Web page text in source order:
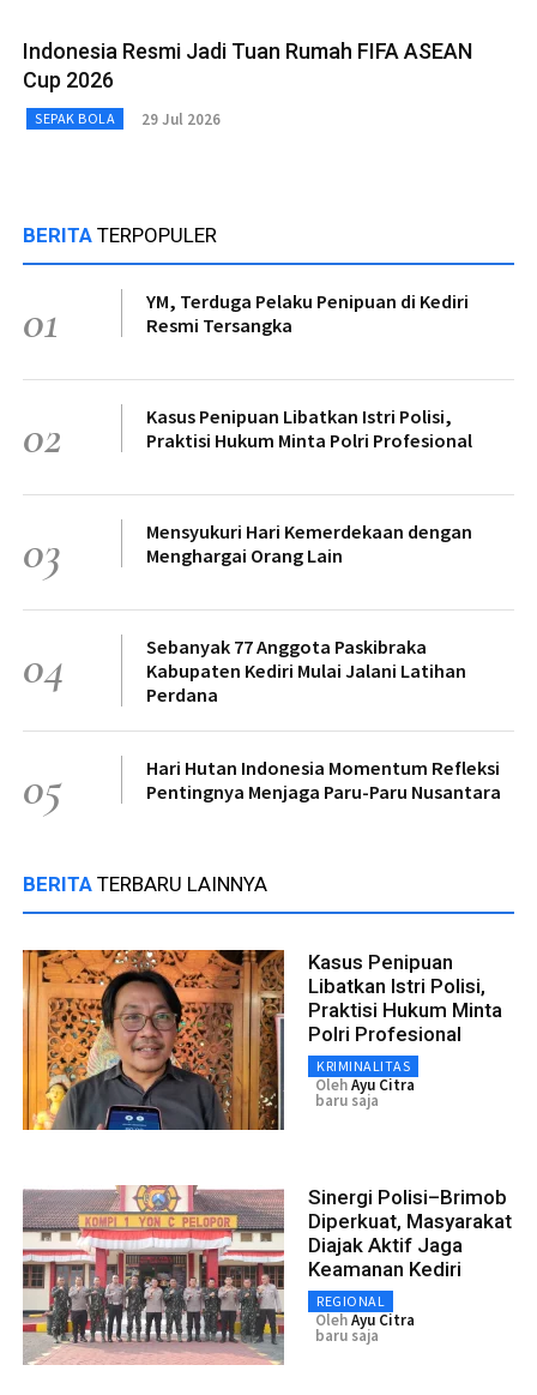
Indonesia Resmi Jadi Tuan Rumah FIFA ASEAN
Cup 2026
SEPAK BOLA 29 Jul 2026
BERITA TERPOPULER
01
YM, Terduga Pelaku Penipuan di Kediri
Resmi Tersangka
02
Kasus Penipuan Libatkan Istri Polisi,
Praktisi Hukum Minta Polri Profesional
03
Mensyukuri Hari Kemerdekaan dengan
Menghargai Orang Lain
04
Sebanyak 77 Anggota Paskibraka
Kabupaten Kediri Mulai Jalani Latihan
Perdana
05
Hari Hutan Indonesia Momentum Refleksi
Pentingnya Menjaga Paru-Paru Nusantara
BERITA TERBARU LAINNYA
Kasus Penipuan
Libatkan Istri Polisi,
Praktisi Hukum Minta
Polri Profesional
KRIMINALITAS
OlehAyu Citra
baru saja
Sinergi Polisi–Brimob
Diperkuat, Masyarakat
Diajak Aktif Jaga
Keamanan Kediri
REGIONAL
OlehAyu Citra
baru saja